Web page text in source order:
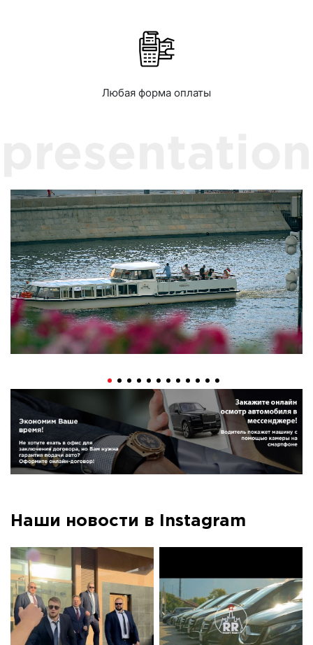
Любая форма оплаты
Наши новости в Instagram